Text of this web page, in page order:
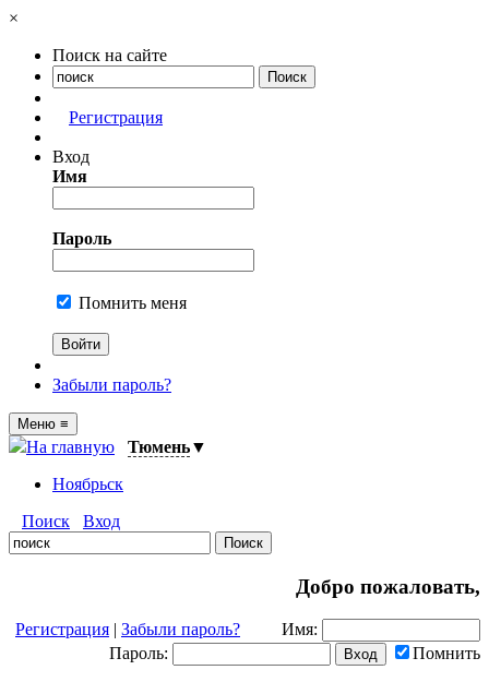
×
Поиск на сайте
Регистрация
Вход
Имя
Пароль
Помнить меня
Забыли пароль?
Меню ≡
На главную Тюмень▼
Ноябрьск
Поиск
Вход
Добро пожаловать,
Регистрация | Забыли пароль?
Имя:
Пароль:
Помнить